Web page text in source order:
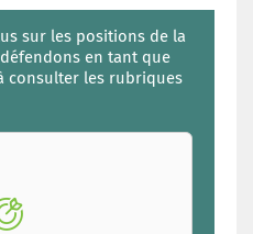
sur les positions de la
en tant que
consulter les rubriques